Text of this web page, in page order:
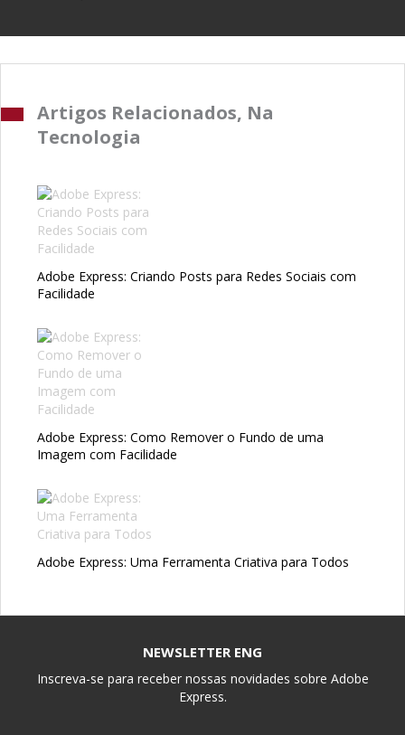
Artigos Relacionados, Na
Tecnologia
Adobe Express: Criando Posts para Redes Sociais com
Facilidade
Adobe Express: Como Remover o Fundo de uma
Imagem com Facilidade
Adobe Express: Uma Ferramenta Criativa para Todos
NEWSLETTER ENG
Inscreva-se para receber nossas novidades sobre Adobe
Express.